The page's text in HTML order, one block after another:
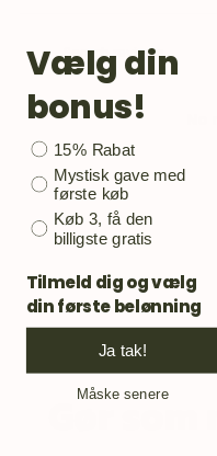
Gør
Vælg din
bonus!
Bonusgave
15% Rabat
Mystisk gave med
første køb
Køb 3, få den
billigste gratis
Tilmeld dig og vælg
din første belønning
Ja tak!
Måske senere